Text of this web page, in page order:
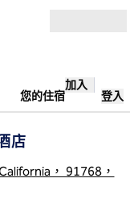
您的住宿
加入
登入
店
， 91768，